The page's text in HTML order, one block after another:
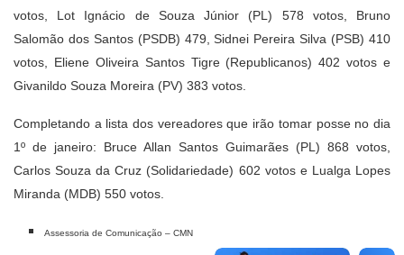
votos, Lot Ignácio de Souza Júnior (PL) 578 votos, Bruno
Salomão dos Santos (PSDB) 479, Sidnei Pereira Silva (PSB) 410
votos, Eliene Oliveira Santos Tigre (Republicanos) 402 votos e
Givanildo Souza Moreira (PV) 383 votos.
Completando a lista dos vereadores que irão tomar posse no dia
1º de janeiro: Bruce Allan Santos Guimarães (PL) 868 votos,
Carlos Souza da Cruz (Solidariedade) 602 votos e Lualga Lopes
Miranda (MDB) 550 votos.
Assessoria de Comunicação – CMN